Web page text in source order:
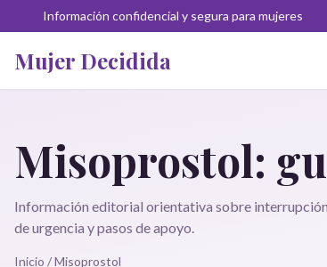
Información confidencial y segura para mujeres
Mujer Decidida
Misoprostol:
Información editorial orientativa sobre
de urgencia y pasos de apoyo.
Inicio /Misoprostol